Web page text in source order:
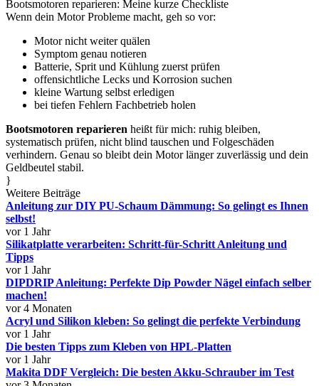
Bootsmotoren reparieren: Meine kurze Checkliste
Wenn dein Motor Probleme macht, geh so vor:
Motor nicht weiter quälen
Symptom genau notieren
Batterie, Sprit und Kühlung zuerst prüfen
offensichtliche Lecks und Korrosion suchen
kleine Wartung selbst erledigen
bei tiefen Fehlern Fachbetrieb holen
Bootsmotoren reparieren heißt für mich: ruhig bleiben,
systematisch prüfen, nicht blind tauschen und Folgeschäden
verhindern. Genau so bleibt dein Motor länger zuverlässig und dein
Geldbeutel stabil.
}
Weitere Beiträge
Anleitung zur DIY PU-Schaum Dämmung: So gelingt es Ihnen
selbst!
vor 1 Jahr
Silikatplatte verarbeiten: Schritt-für-Schritt Anleitung und
Tipps
vor 1 Jahr
DIPDRIP Anleitung: Perfekte Dip Powder Nägel einfach selber
machen!
vor 4 Monaten
Acryl und Silikon kleben: So gelingt die perfekte Verbindung
vor 1 Jahr
Die besten Tipps zum Kleben von HPL-Platten
vor 1 Jahr
Makita DDF Vergleich: Die besten Akku-Schrauber im Test